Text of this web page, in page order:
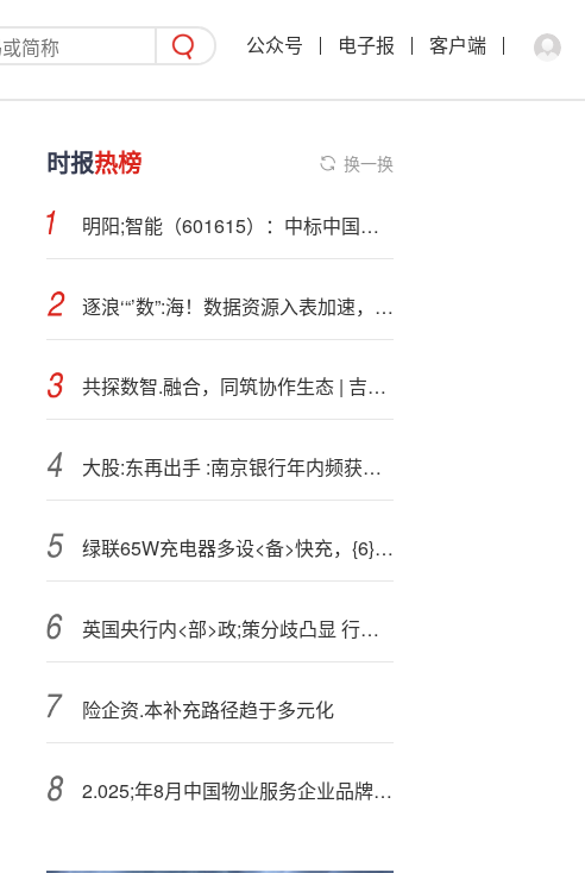
公众号 电子报 客户端
时报热榜 换一换
明阳;智能（601615）：中标中国能源建设集团湖南省电力设计院有限公司采购项目，中标金额为1.26亿元
逐浪‘“’数”:海！数据资源入表加速，5家A股公司“家底”上亿
共探数智.融合，同筑协作生态 | 吉祥航空与汇付天下共绘智慧航旅新蓝图
大股:东再出手 :南京银行年内频获股东增持
绿联65W充电器多设<备>快充，{6}4元到手
英国央行内<部>政;策分歧凸显 行长与外部委员Greene意见相左
险企资.本补充路径趋于多元化
2.025;年8月中国物业服务企业品牌传播TOP50